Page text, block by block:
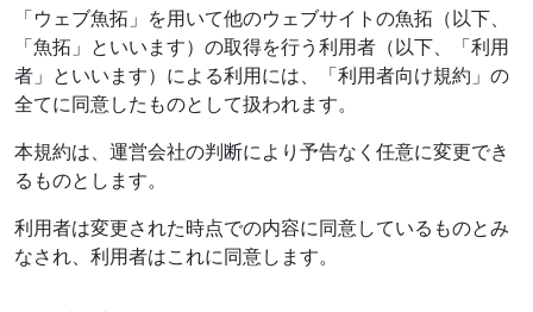
「ウェブ魚拓」を用いて他のウェブサイトの魚拓（以下、
「魚拓」といいます）の取得を行う利用者（以下、「利用
者」といいます）による利用には、「利用者向け規約」の
全てに同意したものとして扱われます。
本規約は、運営会社の判断により予告なく任意に変更でき
るものとします。
利用者は変更された時点での内容に同意しているものとみ
なされ、利用者はこれに同意します。